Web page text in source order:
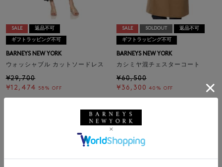
SALE 返品不可
ギフトラッピング不可
BARNEYS NEW YORK
ウォッシャブル カットソードレス
¥29,700
¥12,474
58% OFF
SALE SOLDOUT 返品不可
ギフトラッピング不可
BARNEYS NEW YORK
カシミヤ混チェスターコート
¥60,500
¥36,300 40% OFF